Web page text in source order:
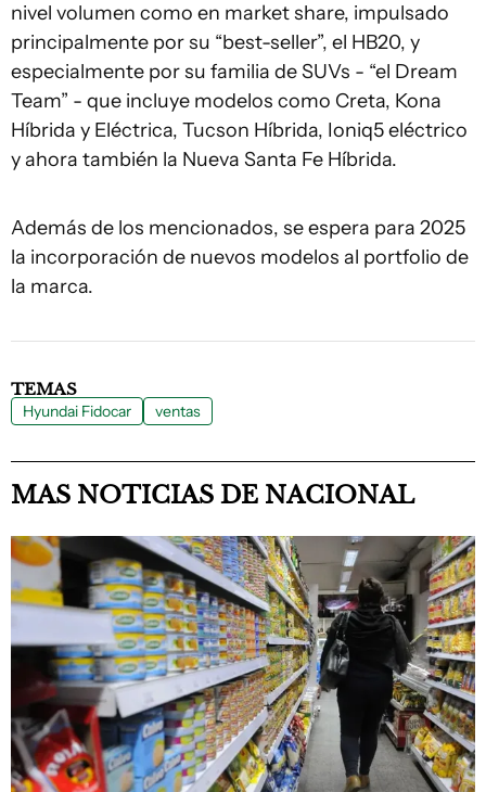
nivel volumen como en market share, impulsado
principalmente por su “best-seller”, el HB20, y
especialmente por su familia de SUVs - “el Dream
Team” - que incluye modelos como Creta, Kona
Híbrida y Eléctrica, Tucson Híbrida, Ioniq5 eléctrico
y ahora también la Nueva Santa Fe Híbrida.
Además de los mencionados, se espera para 2025
la incorporación de nuevos modelos al portfolio de
la marca.
TEMAS
Hyundai Fidocar ventas
MAS NOTICIAS DE NACIONAL